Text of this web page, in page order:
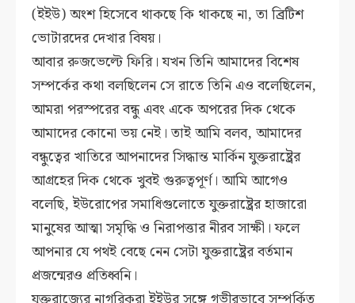
(ইইউ) অংশ হিসেবে থাকছে কি থাকছে না, তা ব্রিটিশ
ভোটারদের দেখার বিষয়।
আবার রুজভেল্টে ফিরি। যখন তিনি আমাদের বিশেষ
সম্পর্কের কথা বলছিলেন সে রাতে তিনি এও বলেছিলেন,
আমরা পরস্পরের বন্ধু এবং একে অপরের দিক থেকে
আমাদের কোনো ভয় নেই। তাই আমি বলব, আমাদের
বন্ধুত্বের খাতিরে আপনাদের সিদ্ধান্ত মার্কিন যুক্তরাষ্ট্রের
আগ্রহের দিক থেকে খুবই গুরুত্বপূর্ণ। আমি আগেও
বলেছি, ইউরোপের সমাধিগুলোতে যুক্তরাষ্ট্রের হাজারো
মানুষের আত্মা সমৃদ্ধি ও নিরাপত্তার নীরব সাক্ষী। ফলে
আপনার যে পথই বেছে নেন সেটা যুক্তরাষ্ট্রের বর্তমান
প্রজন্মেরও প্রতিধ্বনি।